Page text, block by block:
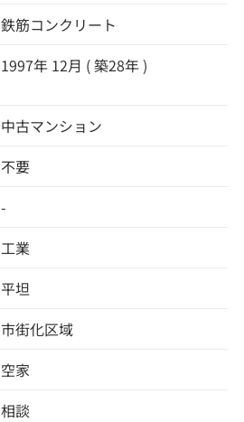
鉄筋コンクリート
1997年 12月 ( 築28年 )
中古マンション
不要
-
工業
平坦
市街化区域
空家
相談